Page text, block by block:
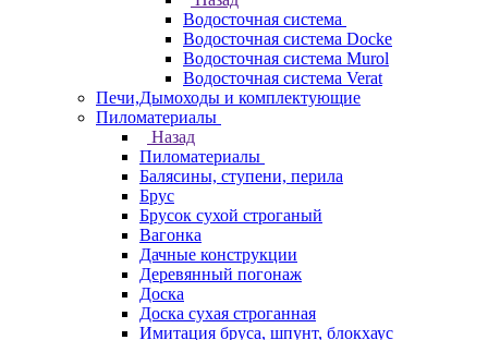
Водосточная система
Водосточная система Docke
Водосточная система Murol
Водосточная система Verat
Печи,Дымоходы и комплектующие
Пиломатериалы
Назад
Пиломатериалы
Балясины, ступени, перила
Брус
Брусок сухой строганый
Вагонка
Дачные конструкции
Деревянный погонаж
Доска
Доска сухая строганная
Имитация бруса, шпунт, блокхаус